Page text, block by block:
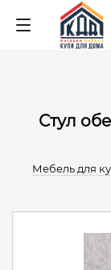
Стул
Мебель для